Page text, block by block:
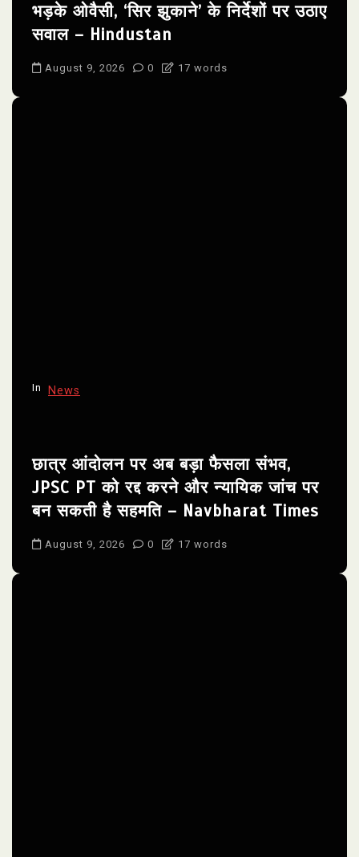
भड़के ओवैसी, ‘सिर झुकाने’ के निर्देशों पर उठाए
सवाल – Hindustan
August 9, 2026 0 17 words
In News
छात्र आंदोलन पर अब बड़ा फैसला संभव,
JPSC PT को रद्द करने और न्यायिक जांच पर
बन सकती है सहमति – Navbharat Times
August 9, 2026 0 17 words